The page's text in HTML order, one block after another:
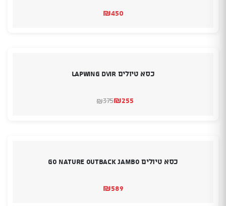
₪450
כסא טיולים LAPWING DVIR
₪375
המחיר₪255
המחיר
כסא טיולים GO NATURE OUTBACK JAMBO
₪589